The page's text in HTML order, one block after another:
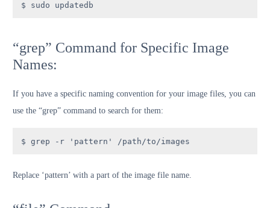
$ sudo updatedb
“grep” Command for Specific Image
Names:
If you have a specific naming convention for your image files, you can
use the “grep” command to search for them:
$ grep -r 'pattern' /path/to/images
Replace ‘pattern’ with a part of the image file name.